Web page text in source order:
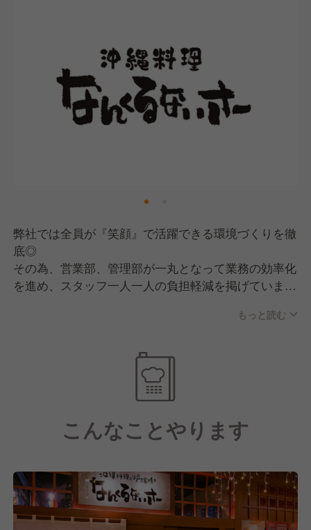
弊社では全員が『笑顔』で活躍できる環境づくりを徹
底◎
その為、営業部、管理部が一丸となって業務の効率化
を進め、スタッフ一人一人の負担軽減を掲げていま
りを公平に評価し、スピード感をもって昇進昇格を目
また、230店舗90業態を運営する弊社の管理により福
利厚生や労務環境も充実しており、経験問わず様々な
方が安心して活躍できる環境です。
事業規模拡大により様々なキャリアアップ環境をご用
年間休日は業界TOPクラスの年間107日◎
もっと読む
こんなことやります